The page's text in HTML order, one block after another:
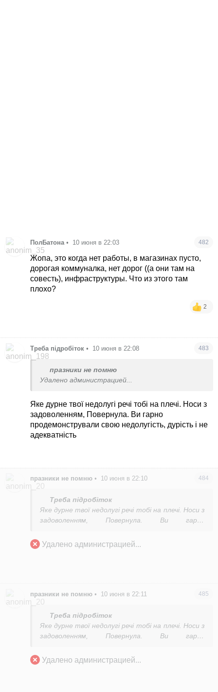
ПолБатона • 10 июня в 22:03 482
Жопа, это когда нет работы, в магазинах пусто,
дорогая коммуналка, нет дорог ((а они там на
совесть), инфраструктуры. Что из этого там
плохо?
2
Треба підробіток • 10 июня в 22:08 483
празники не помню
Удалено администрацией...
Яке дурнетвої недолугі речі тобі на плечі. Носи з
задоволенням, Повернула. Ви гарно
продемонстрували свою недолугість, дурість і не
адекватність
празники не помню • 10 июня в 22:10 484
Треба підробіток
Яке дурнетвої недолугі речі тобі на плечі. Носи з
задоволенням, Повернула. Ви гарно
не адекватність
Удалено администрацией...
празники не помню • 10 июня в 22:11 485
Треба підробіток
Яке дурнетвої недолугі речі тобі на плечі. Носи з
задоволенням, Повернула. Ви гарно
не адекватність
Удалено администрацией...